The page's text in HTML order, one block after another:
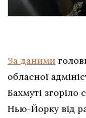
За даними
обласної
Бахмуті згоріло
Нью-Йорку від